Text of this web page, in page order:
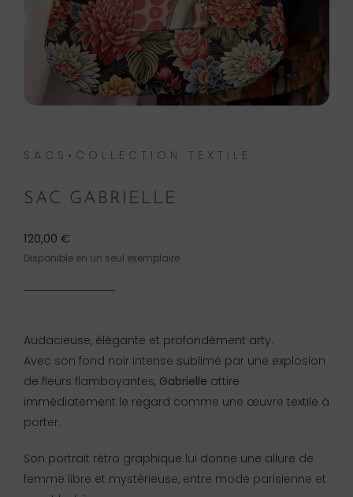
SACS•COLLECTION TEXTILE
SAC GABRIELLE
120,00 €
Disponible en un seul exemplaire
Audacieuse, élégante et profondément arty.
Avec son fond noir intense sublimé par une explosion
de fleurs flamboyantes, Gabrielle attire
immédiatement le regard comme une œuvre textile à
porter.
Son portrait rétro graphique lui donne une allure de
femme libre et mystérieuse, entre mode parisienne et